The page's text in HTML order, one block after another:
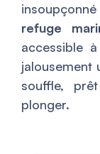
refuge
accessible
jalousement
souffle,
plonger.